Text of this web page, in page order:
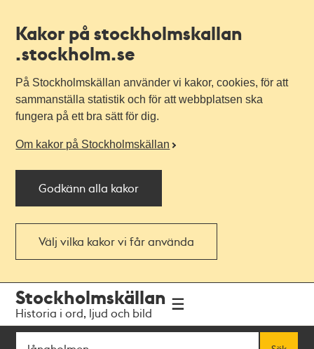
Kakor på stockholmskallan
.stockholm.se
På Stockholmskällan använder vi kakor, cookies, för att
sammanställa statistik och för att webbplatsen ska
fungera på ett bra sätt för dig.
Om kakor på Stockholmskällan
Godkänn alla kakor
Välj vilka kakor vi får använda
navigationen
huvudinnehållet
Stockholmskällan
Historia i ord, ljud och bild
Sök